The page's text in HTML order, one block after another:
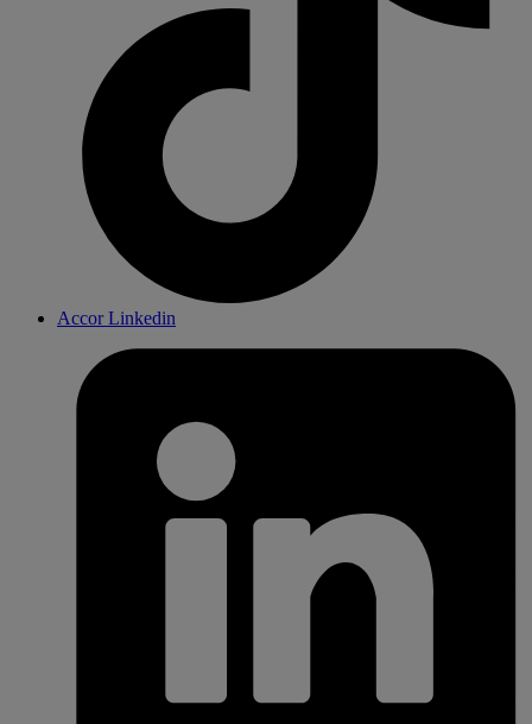
Accor Linkedin